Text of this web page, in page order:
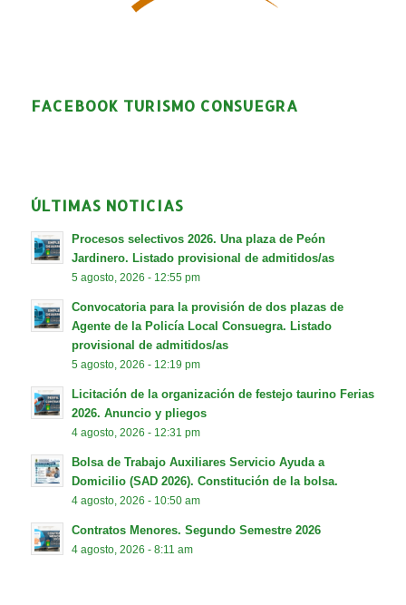
FACEBOOK TURISMO CONSUEGRA
ÚLTIMAS NOTICIAS
Procesos selectivos 2026. Una plaza de Peón
Jardinero. Listado provisional de admitidos/as
5 agosto, 2026 - 12:55 pm
Convocatoria para la provisión de dos plazas de
Agente de la Policía Local Consuegra. Listado
provisional de admitidos/as
5 agosto, 2026 - 12:19 pm
Licitación de la organización de festejo taurino Ferias
2026. Anuncio y pliegos
4 agosto, 2026 - 12:31 pm
Bolsa de Trabajo Auxiliares Servicio Ayuda a
Domicilio (SAD 2026). Constitución de la bolsa.
4 agosto, 2026 - 10:50 am
Contratos Menores. Segundo Semestre 2026
4 agosto, 2026 - 8:11 am